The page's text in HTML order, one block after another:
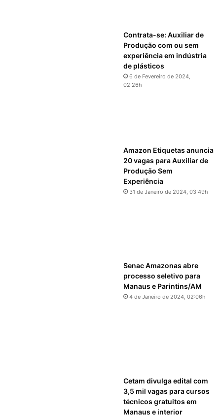
Contrata-se: Auxiliar de
Produção com ou sem
experiência em indústria
de plásticos
6 de Fevereiro de 2024,
02:26h
Amazon Etiquetas anuncia
20 vagas para Auxiliar de
Produção Sem
Experiência
31 de Janeiro de 2024, 03:49h
Senac Amazonas abre
processo seletivo para
Manaus e Parintins/AM
4 de Janeiro de 2024, 02:06h
Cetam divulga edital com
3,5 mil vagas para cursos
técnicos gratuitos em
Manaus e interior